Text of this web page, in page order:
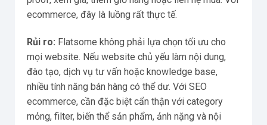
ecommerce, đây là luồng rất thực tế.
Rủi ro: Flatsome không phải lựa chọn tối ưu cho
mọi website. Nếu website chủ yếu làm nội dung,
đào tạo, dịch vụ tư vấn hoặc knowledge base,
nhiều tính năng bán hàng có thể dư. Với SEO
ecommerce, cần đặc biệt cẩn thận với category
mỏng, filter, biến thể sản phẩm, ảnh nặng và nội